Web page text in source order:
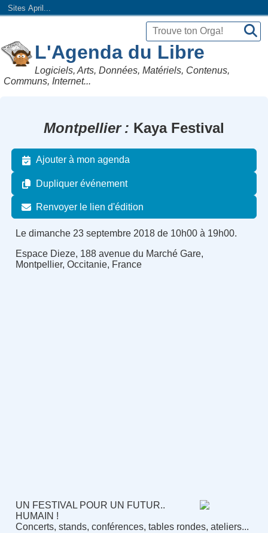
Sites April...
L'Agenda du Libre
Logiciels, Arts, Données, Matériels, Contenus,
Communs, Internet...
Montpellier Kaya Festival
Ajouter à mon agenda
Dupliquer événement
Renvoyer le lien d'édition
Le dimanche 23 septembre 2018 de 10h00 à 19h00.
Espace Dieze, 188 avenue du Marché Gare,
Montpellier, Occitanie, France
UN FESTIVAL POUR UN FUTUR..
HUMAIN !
Concerts, stands, conférences, tables rondes, ateliers...